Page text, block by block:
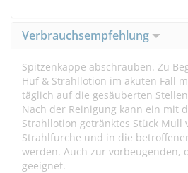
Verbrauchsempfehlung
Spitzenkappe abschrauben. Zu
Huf & Strahllotion im akuten Fall
täglich auf die gesäuberten
Nach der Reinigung kann ein mit
Strahllotion getränktes Stück Mull
Strahlfurche und in die
werden. Auch zur vorbeugenden,
geeignet.